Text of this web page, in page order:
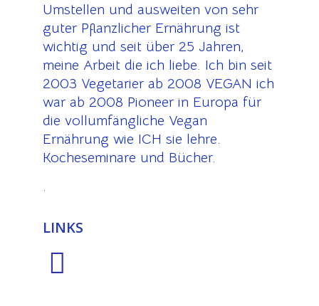
Umstellen und ausweiten von sehr
guter Pflanzlicher Ernährung ist
wichtig und seit über 25 Jahren,
meine Arbeit die ich liebe. Ich bin seit
2003 Vegetarier ab 2008 VEGAN ich
war ab 2008 Pioneer in Europa für
die vollumfängliche Vegan
Ernährung wie ICH sie lehre.
Kocheseminare und Bücher.
.
LINKS